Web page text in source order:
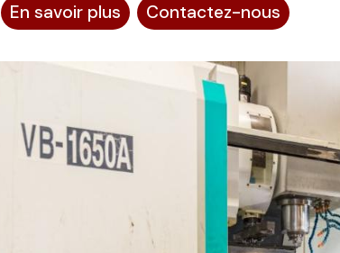
En savoir plus Contactez-nous